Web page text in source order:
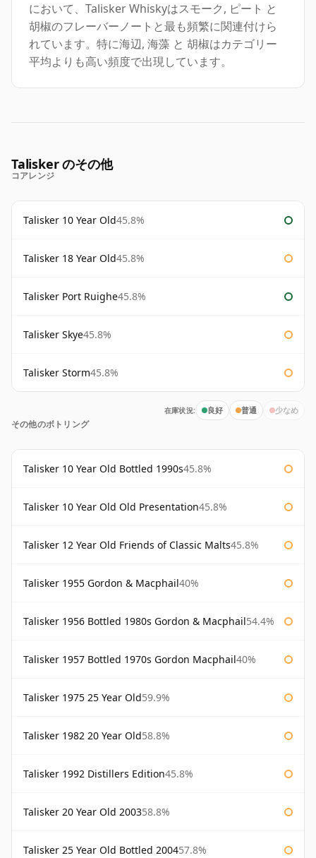
において、Talisker Whiskyはスモーク, ピート と
胡椒のフレーバーノートと最も頻繁に関連付けら
れています。特に海辺, 海藻 と 胡椒はカテゴリー
平均よりも高い頻度で出現しています。
Talisker のその他
コアレンジ
Talisker 10 Year Old45.8%
Talisker 18 Year Old45.8%
Talisker Port Ruighe45.8%
Talisker Skye45.8%
Talisker Storm45.8%
在庫状況: 良好 普通 少なめ
その他のボトリング
Talisker 10 Year Old Bottled 1990s45.8%
Talisker 10 Year Old Old Presentation45.8%
Talisker 12 Year Old Friends of Classic Malts45.8%
Talisker 1955 Gordon & Macphail40%
Talisker 1956 Bottled 1980s Gordon & Macphail54.4%
Talisker 1957 Bottled 1970s Gordon Macphail40%
Talisker 1975 25 Year Old59.9%
Talisker 1982 20 Year Old58.8%
Talisker 1992 Distillers Edition45.8%
Talisker 20 Year Old 200358.8%
Talisker 25 Year Old Bottled 200457.8%